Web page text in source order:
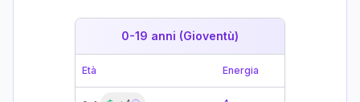
0-19 anni (Gioventù)
Età Energia